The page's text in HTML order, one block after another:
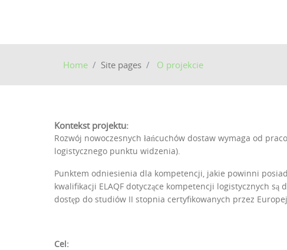
Home Site pages O projekcie
Kontekst projektu:
Rozwój nowoczesnych łańcuchów dostaw wymaga od
logistycznego punktu widzenia).
Punktem odniesienia dla kompetencji, jakie powinni
kwalifikacji ELAQF dotyczące kompetencji logistycznych
dostęp do studiów II stopnia certyfikowanych przez
Cel: